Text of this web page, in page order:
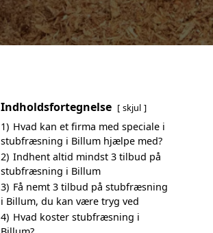
Indholdsfortegnelse skjul
1) Hvad kan et firma med speciale i
stubfræsning i Billum hjælpe med?
2) Indhent altid mindst 3 tilbud på
stubfræsning i Billum
3) Få nemt 3 tilbud på stubfræsning
i Billum, du kan være tryg ved
4) Hvad koster stubfræsning i